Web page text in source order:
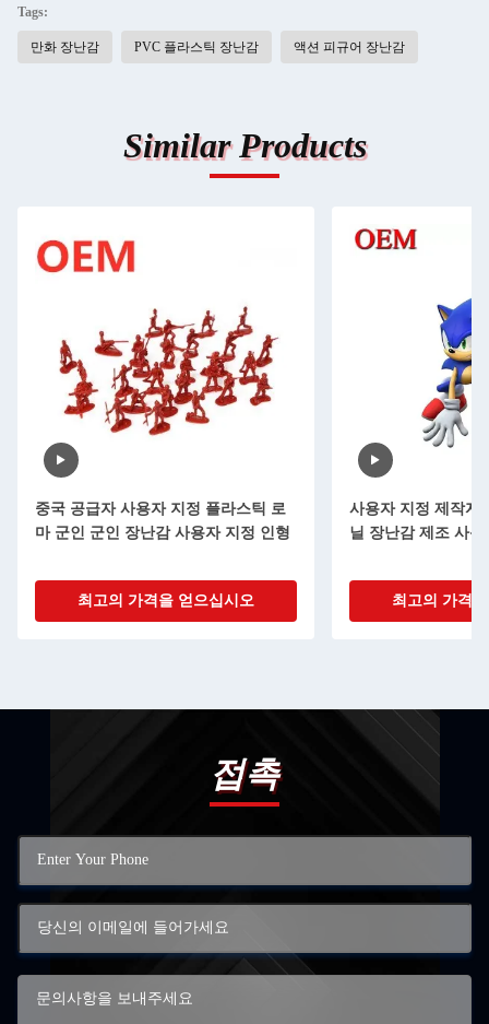
Tags:
만화 장난감 PVC 플라스틱 장난감 액션 피규어 장난감
Similar Products
중국 공급자 사용자 지정 플라스틱 로
마 군인 군인 장난감 사용자 지정 인형
최고의 가격을 얻으십시오
사용자 지정 제작자
닐 장난감 제조 사
최고의 가격
접촉